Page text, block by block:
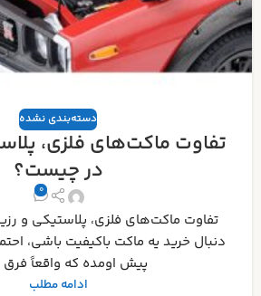
دسته‌بندی نشده
تفاوت ماکت‌های فلزی،
در چیست؟
0
تفاوت ماکت‌های فلزی، پلاستیکی و
دنبال خرید یه ماکت باکیفیت باشی،
پیش اومده که واقعاً فرق
ادامه مطلب